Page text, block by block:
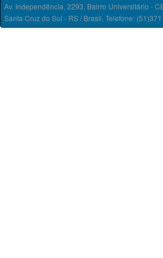
Av. Independência, 2293, Bairro Universitário -
Santa Cruz do Sul - RS / Brasil. Telefone: